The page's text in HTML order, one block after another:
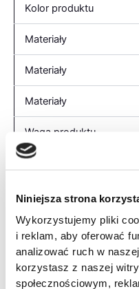
Niniejsza strona
Wykorzystujemy pliki
i reklam, aby oferować
analizować ruch w
korzystasz z naszej
społecznościowym,
Kolor produktu
Materiały
Materiały
Materiały
Waga produktu
Wysokość produktu
Głębokość produktu
Zakres wagowy
Szerokość produktu